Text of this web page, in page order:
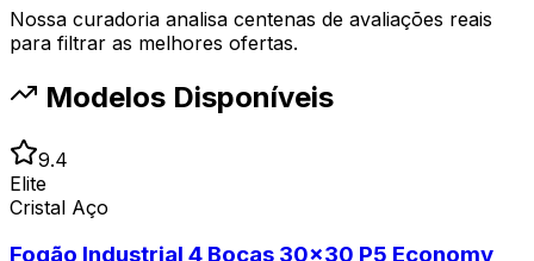
Nossa curadoria analisa centenas de avaliações reais
para filtrar as melhores ofertas.
Modelos Disponíveis
9.4
Elite
Cristal Aço
Fogão Industrial 4 Bocas 30x30 P5 Economy